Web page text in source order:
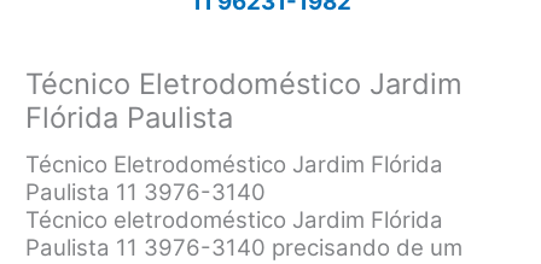
Técnico Eletrodoméstico Jardim
Flórida Paulista
Técnico Eletrodoméstico Jardim Flórida
Paulista 11 3976-3140
Técnico eletrodoméstico Jardim Flórida
Paulista 11 3976-3140 precisando de um